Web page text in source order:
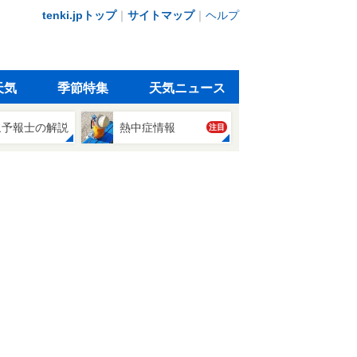
tenki.jpトップ｜ サイトマップ｜ ヘルプ
気 季節特集 天気ニュース
報士の解説 熱中症情報 注目